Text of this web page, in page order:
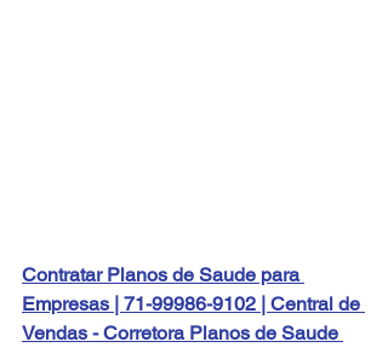
Contratar Planos de Saude para
Empresas | 71-99986-9102 | Central de
Vendas - Corretora Planos de Saude